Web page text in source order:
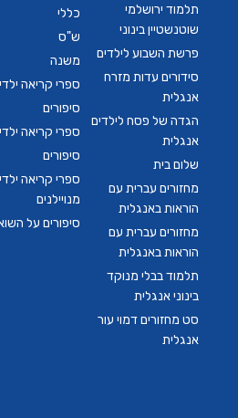
כללי
ש"ס
משנה
ספרי קריאה
סיפורים
ספרי קריאה
סיפורים
ספרי קריאה
מנויילנים
סיפורים על
תלמוד ירושלמי
שוטנשטיין בינוני
פרשת השבוע לילדים
סידורים עדות מזרח
אנגלית
הגדה של פסח לילדים
אנגלית
שלום בית
מחזורים עברית עם
הוראות באנגלית
מחזורים עברית עם
הוראות באנגלית
תלמוד בבלי מנוקד
בינוני אנגלית
סט מחזורים דמוי עור
אנגלית